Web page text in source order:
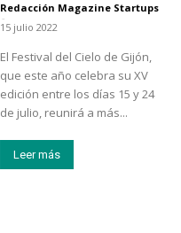
Redacción Magazine Startups
-
15 julio 2022
El Festival del Cielo de Gijón,
que este año celebra su XV
edición entre los días 15 y 24
de julio, reunirá a más...
Leer más